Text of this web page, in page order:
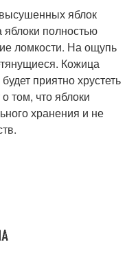
яблок
полностью
ломкости. На ощупь
Кожица
приятно хрустеть
том, что яблоки
хранения и не